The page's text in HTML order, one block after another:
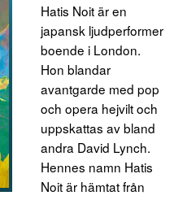
Hatis Noit är en
japansk ljudperformer
boende i London.
Hon blandar
avantgarde med pop
och opera hejvilt och
uppskattas av bland
andra David Lynch.
Hennes namn Hatis
Noit är hämtat från